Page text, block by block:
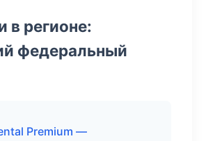
в регионе:
федеральный
Premium —